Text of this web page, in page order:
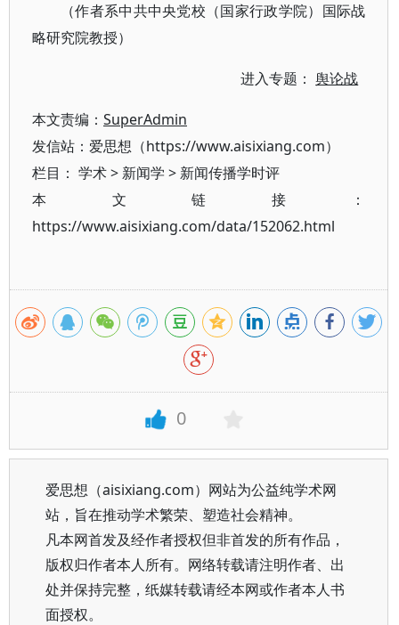
（作者系中共中央党校（国家行政学院）国际战
略研究院教授）
进入专题：舆论战
本文责编： SuperAdmin
发信站：爱思想（https://www.aisixiang.com）
栏目： 学术> 新闻学 > 新闻传播学时评
本文链接：
https://www.aisixiang.com/data/152062.html
0
爱思想（aisixiang.com）网站为公益纯学术网
站，旨在推动学术繁荣、塑造社会精神。
凡本网首发及经作者授权但非首发的所有作品，
版权归作者本人所有。网络转载请注明作者、出
处并保持完整，纸媒转载请经本网或作者本人书
面授权。